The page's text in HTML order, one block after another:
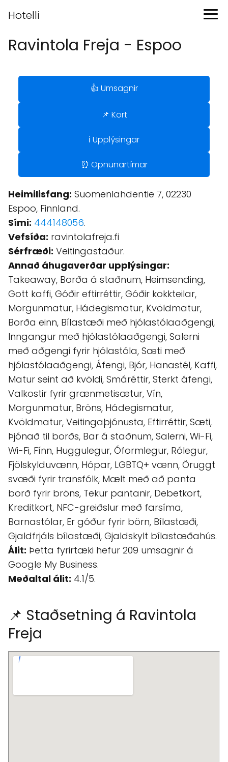
Hotelli
Ravintola Freja - Espoo
👍 Umsagnir
📌 Kort
ℹ️ Upplýsingar
⏰ Opnunartímar
Heimilisfang: Suomenlahdentie 7, 02230
Espoo, Finnland.
Sími: 444148056.
Vefsíða: ravintolafreja.fi
Sérfræði: Veitingastaður.
Annað áhugaverðar upplýsingar:
Takeaway, Borða á staðnum, Heimsending,
Gott kaffi, Góðir eftirréttir, Góðir kokkteilar,
Morgunmatur, Hádegismatur, Kvöldmatur,
Borða einn, Bílastæði með hjólastólaaðgengi,
Inngangur með hjólastólaaðgengi, Salerni
með aðgengi fyrir hjólastóla, Sæti með
hjólastólaaðgengi, Áfengi, Bjór, Hanastél, Kaffi,
Matur seint að kvöldi, Smáréttir, Sterkt áfengi,
Valkostir fyrir grænmetisætur, Vín,
Morgunmatur, Bröns, Hádegismatur,
Kvöldmatur, Veitingaþjónusta, Eftirréttir, Sæti,
Þjónað til borðs, Bar á staðnum, Salerni, Wi-Fi,
Wi-Fi, Fínn, Huggulegur, Óformlegur, Rólegur,
Fjölskylduvænn, Hópar, LGBTQ+ vænn, Öruggt
svæði fyrir transfólk, Mælt með að panta
borð fyrir bröns, Tekur pantanir, Debetkort,
Kreditkort, NFC-greiðslur með farsíma,
Barnastólar, Er góður fyrir börn, Bílastæði,
Gjaldfrjáls bílastæði, Gjaldskylt bílastæðahús.
Álit: Þetta fyrirtæki hefur 209 umsagnir á
Google My Business.
Meðaltal álit: 4.1/5.
📌 Staðsetning á Ravintola
Freja